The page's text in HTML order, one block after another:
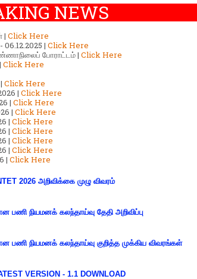
NEWS
| Click Here
| Click Here
போராட்டம் | Click Here
Click Here
Click Here
| Click Here
| Click Here
| Click Here
| Click Here
| Click Here
| Click Here
| Click Here
| Click Here
2026 அறிவிக்கை முழு விவரம்
பணி நியமனக் கலந்தாய்வு தேதி அறிவிப்பு
பணி நியமனக் கலந்தாய்வு குறித்த முக்கிய விவரங்கள்
VERSION - 1.1 DOWNLOAD